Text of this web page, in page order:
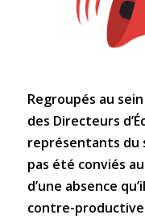
Regroupés au
des Directeurs
représentants du
pas été conviés
d’une absence
contre-